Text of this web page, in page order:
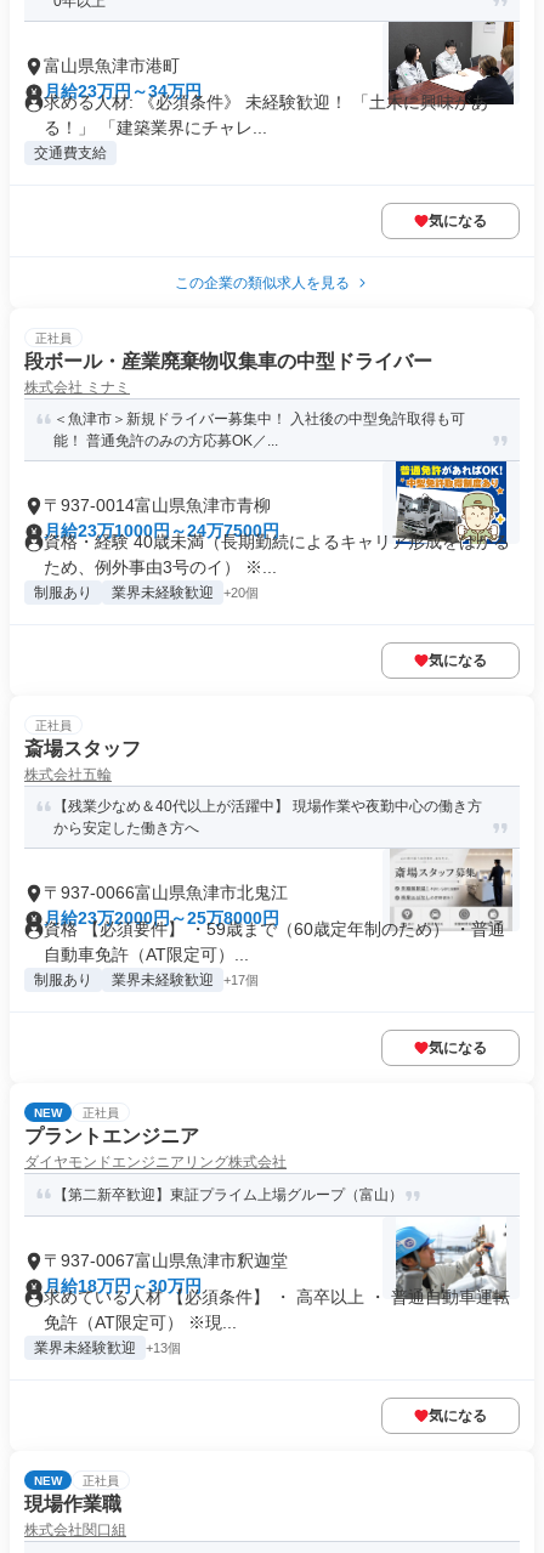
富山県魚津市港町
月給23万円～34万円
求める人材: 《必須条件》 未経験歓迎！ 「土木に興味があ
る！」 「建築業界にチャレ...
交通費支給
気になる
この企業の類似求人を見る
正社員
段ボール・産業廃棄物収集車の中型ドライバー
株式会社 ミナミ
＜魚津市＞新規ドライバー募集中！ 入社後の中型免許取得も可
能！ 普通免許のみの方応募OK／...
〒937-0014富山県魚津市青柳
月給23万1000円～24万7500円
資格・経験 40歳未満（長期勤続によるキャリア形成をはかる
ため、例外事由3号のイ） ※...
制服あり 業界未経験歓迎 +20個
気になる
正社員
斎場スタッフ
株式会社五輪
【残業少なめ＆40代以上が活躍中】 現場作業や夜勤中心の働き方
から安定した働き方へ
〒937-0066富山県魚津市北鬼江
月給23万2000円～25万8000円
資格 【必須要件】 ・59歳まで（60歳定年制のため） ・普通
自動車免許（AT限定可）...
制服あり 業界未経験歓迎 +17個
気になる
NEW 正社員
プラントエンジニア
ダイヤモンドエンジニアリング株式会社
【第二新卒歓迎】東証プライム上場グループ（富山）
〒937-0067富山県魚津市釈迦堂
月給18万円～30万円
求めている人材 【必須条件】 ・ 高卒以上 ・ 普通自動車運転
免許（AT限定可） ※現...
業界未経験歓迎 +13個
気になる
NEW 正社員
現場作業職
株式会社関口組